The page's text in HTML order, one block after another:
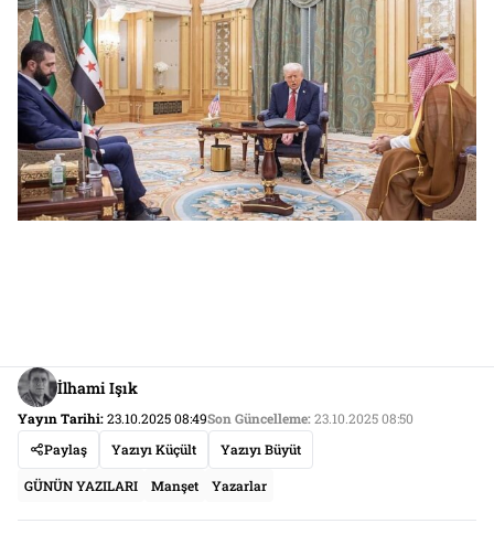
İlhami Işık
Yayın Tarihi:23.10.2025 08:49Son Güncelleme:23.10.2025 08:50
Paylaş
Yazıyı Küçült Yazıyı Büyüt
GÜNÜN YAZILARI Manşet Yazarlar